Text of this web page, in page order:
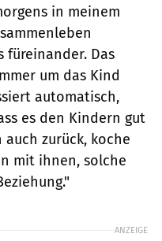
in meinem
füreinander. Das
um das Kind
automatisch,
es den Kindern gut
zurück, koche
mit ihnen, solche
ANZEIGE